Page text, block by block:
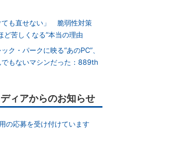
ても直せない」 脆弱性対策
ど苦しくなる”本当の理由
ク・パークに映る“あのPC”、
でもないマシンだった：889th
ィアからのお知らせ
の応募を受け付けています